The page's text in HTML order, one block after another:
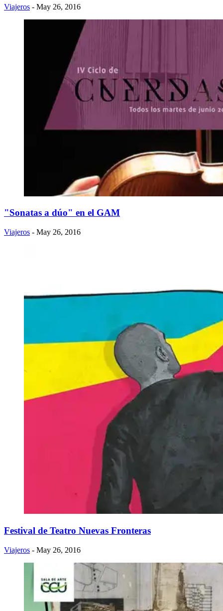
Viajeros - May 26, 2016
"Sonatas a dúo" en el GAM
Viajeros - May 26, 2016
Festival de Teatro Nuevas Fronteras
Viajeros - May 26, 2016